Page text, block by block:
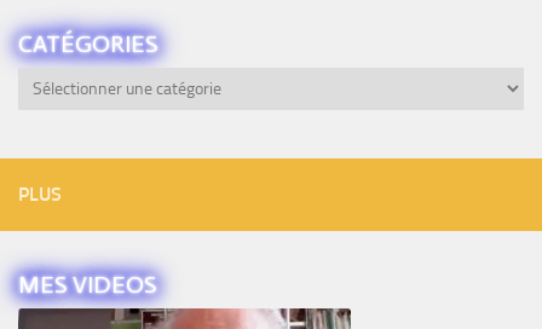
CATÉGORIES
Catégories
PLUS
MES VIDEOS